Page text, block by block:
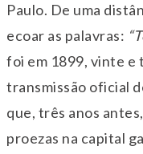
Paulo. De uma
ecoar as palavras:
foi em 1899, vinte e
transmissão oficial
que, três anos
proezas na capital